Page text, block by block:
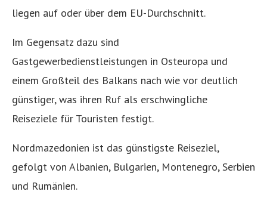
liegen auf oder über dem EU-Durchschnitt.
Im Gegensatz dazu sind
Gastgewerbedienstleistungen in Osteuropa und
einem Großteil des Balkans nach wie vor deutlich
günstiger, was ihren Ruf als erschwingliche
Reiseziele für Touristen festigt.
Nordmazedonien ist das günstigste Reiseziel,
gefolgt von Albanien, Bulgarien, Montenegro, Serbien
und Rumänien.